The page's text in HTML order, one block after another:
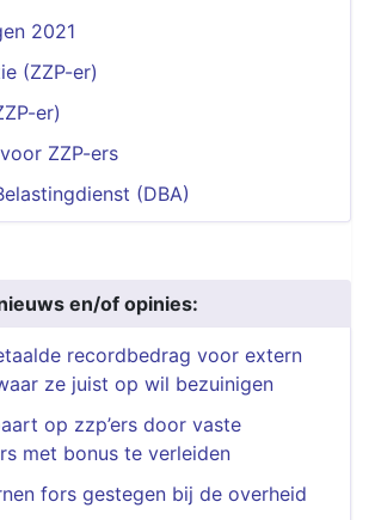
2021
(ZZP-er)
er)
ZZP-ers
(DBA)
en/of opinies:
recordbedrag voor extern
ze juist op wil bezuinigen
op zzp’ers door vaste
met bonus te verleiden
fors gestegen bij de overheid